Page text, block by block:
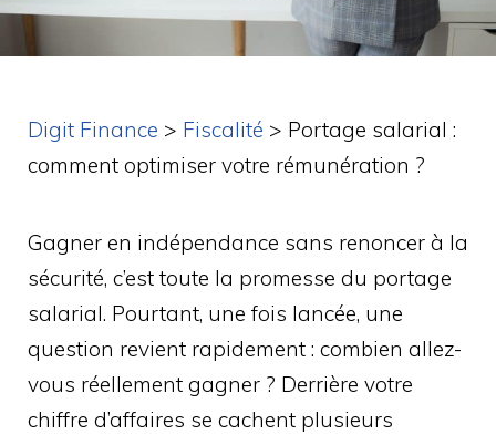
Digit Finance > Fiscalité > Portage salarial :
comment optimiser votre rémunération ?
Gagner en indépendance sans renoncer à la
sécurité, c’est toute la promesse du portage
salarial. Pourtant, une fois lancée, une
question revient rapidement : combien allez-
vous réellement gagner ? Derrière votre
chiffre d’affaires se cachent plusieurs